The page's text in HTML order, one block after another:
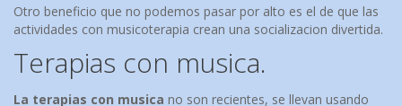
Otro beneficio que no podemos pasar por alto es el de que las
actividades con musicoterapia crean una socializacion divertida.
Terapias con musica.
La terapias con musica no son recientes, se llevan usando